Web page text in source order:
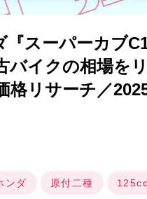
スーパーカブ
バイクの相場を
格リサーチ／
ンダ 原付二種 125cc